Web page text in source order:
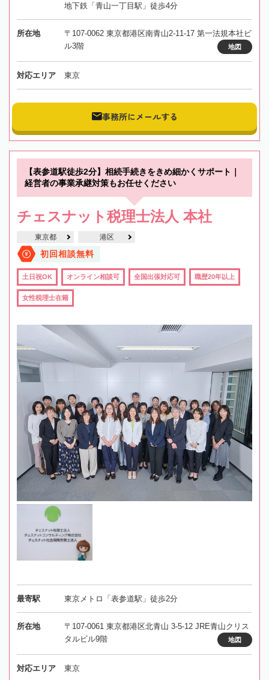
地下鉄「青山一丁目駅」徒歩4分
所在地
〒107-0062 東京都港区南青山2-11-17 第一法規本社ビ
ル3階
地図
対応エリア 東京
事務所にメールする
【表参道駅徒歩2分】相続手続きをきめ細かくサポート｜
経営者の事業承継対策もお任せください
チェスナット税理士法人 本社
東京都 港区
初回相談無料
土日祝OK オンライン相談可 全国出張対応可 職歴20年以上
女性税理士在籍
最寄駅 東京メトロ「表参道駅」徒歩2分
所在地
〒107-0061 東京都港区北青山 3-5-12 JRE青山クリス
タルビル9階
地図
対応エリア 東京